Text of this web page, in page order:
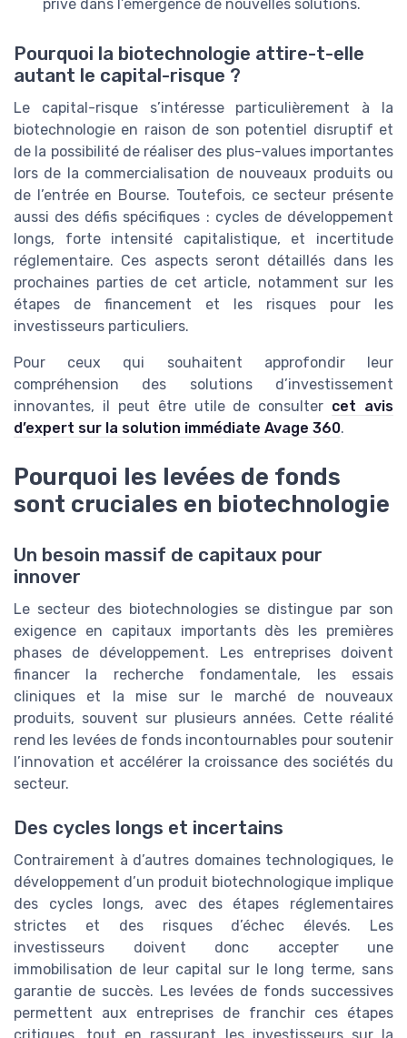
privé dans l’émergence de nouvelles solutions.
Pourquoi la biotechnologie attire-t-elle
autant le capital-risque ?
Le capital-risque s’intéresse particulièrement à la
biotechnologie en raison de son potentiel disruptif et
de la possibilité de réaliser des plus-values importantes
lors de la commercialisation de nouveaux produits ou
de l’entrée en Bourse. Toutefois, ce secteur présente
aussi des défis spécifiques : cycles de développement
longs, forte intensité capitalistique, et incertitude
réglementaire. Ces aspects seront détaillés dans les
prochaines parties de cet article, notamment sur les
étapes de financement et les risques pour les
investisseurs particuliers.
Pour ceux qui souhaitent approfondir leur
compréhension des solutions d’investissement
innovantes, il peut être utile de consulter cet avis
d’expert sur la solution immédiate Avage 360.
Pourquoi les levées de fonds
sont cruciales en biotechnologie
Un besoin massif de capitaux pour
innover
Le secteur des biotechnologies se distingue par son
exigence en capitaux importants dès les premières
phases de développement. Les entreprises doivent
financer la recherche fondamentale, les essais
cliniques et la mise sur le marché de nouveaux
produits, souvent sur plusieurs années. Cette réalité
rend les levées de fonds incontournables pour soutenir
l’innovation et accélérer la croissance des sociétés du
secteur.
Des cycles longs et incertains
Contrairement à d’autres domaines technologiques, le
développement d’un produit biotechnologique implique
des cycles longs, avec des étapes réglementaires
strictes et des risques d’échec élevés. Les
investisseurs doivent donc accepter une
immobilisation de leur capital sur le long terme, sans
garantie de succès. Les levées de fonds successives
permettent aux entreprises de franchir ces étapes